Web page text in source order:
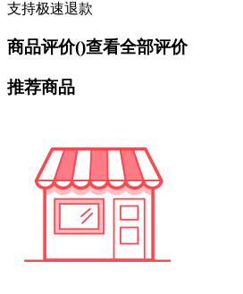
支持极速退款
商品评价()查看全部评价
推荐商品